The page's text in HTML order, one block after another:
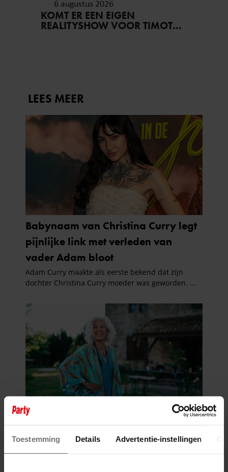
Toestemming Details Advertentie-instellingen
6 augustus 2026
KOMT ER EEN EIGEN
REALITYSHOW VOOR TIMOTHY